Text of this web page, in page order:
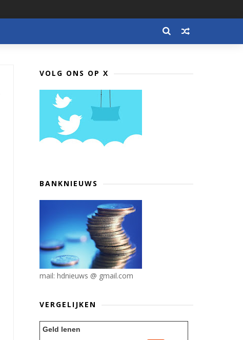
VOLG ONS OP X
BANKNIEUWS
mail: hdnieuws @ gmail.com
VERGELIJKEN
Geld lenen